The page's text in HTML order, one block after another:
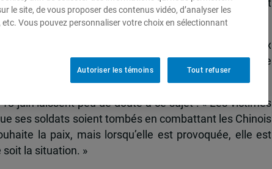
de facto » qui sépare le Jammu-et-Cachemire et
premières démographies de la planète sont déjà aux
de coronavirus, le crépuscule printanier se déroule
juin laissent peu de doute à ce sujet : « Les victimes
ses soldats soient tombés en combattant les Chinois
la paix, mais lorsqu’elle est provoquée, elle est
soit la situation. »
le site, de vous proposer des contenus vidéo, d’analyser les
Vous pouvez personnaliser votre choix en sélectionnant
Tout refuser
Autoriser les témoins